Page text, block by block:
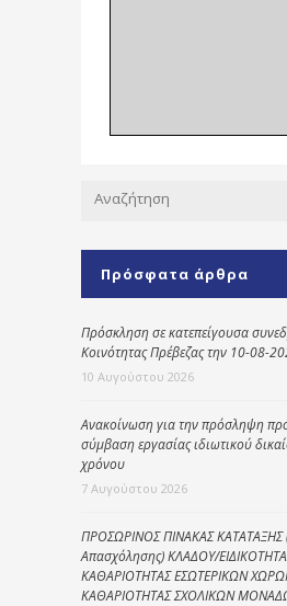
Πρόσφατα άρθρα
Πρόσκληση σε κατεπείγουσα
Κοινότητας Πρέβεζας την 10-08-
10 Αυγούστου 2026
Ανακοίνωση για την πρόσληψη
σύμβαση εργασίας ιδιωτικού
χρόνου
7 Αυγούστου 2026
ΠΡΟΣΩΡΙΝΟΣ ΠΙΝΑΚΑΣ ΚΑΤΑΤΑΞΗΣ
Απασχόλησης) ΚΛΑΔΟΥ/
ΚΑΘΑΡΙΟΤΗΤΑΣ ΕΣΩΤΕΡΙΚΩΝ
ΚΑΘΑΡΙΟΤΗΤΑΣ ΣΧΟΛΙΚΩΝ